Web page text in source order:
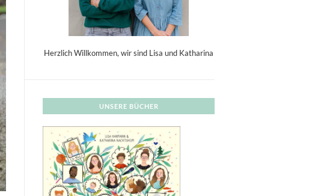
Herzlich Willkommen, wir sind Lisa und Katharina
UNSERE BÜCHER